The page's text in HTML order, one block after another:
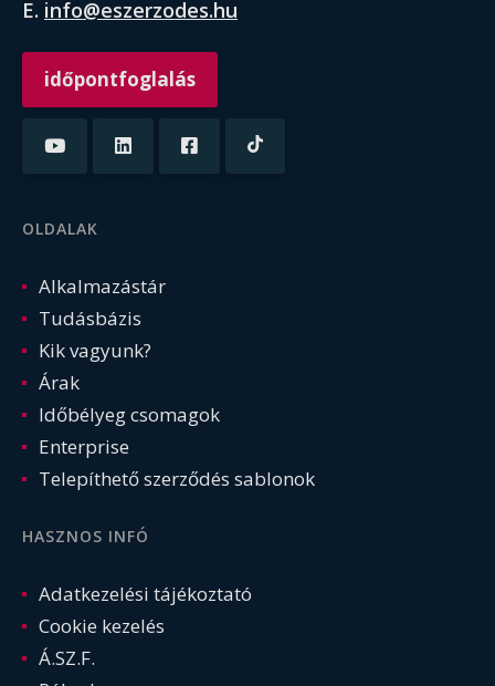
E. info@eszerzodes.hu
időpontfoglalás
OLDALAK
Alkalmazástár
Tudásbázis
Kik vagyunk?
Árak
Időbélyeg csomagok
Enterprise
Telepíthető szerződés sablonok
HASZNOS INFÓ
Adatkezelési tájékoztató
Cookie kezelés
Á.SZ.F.